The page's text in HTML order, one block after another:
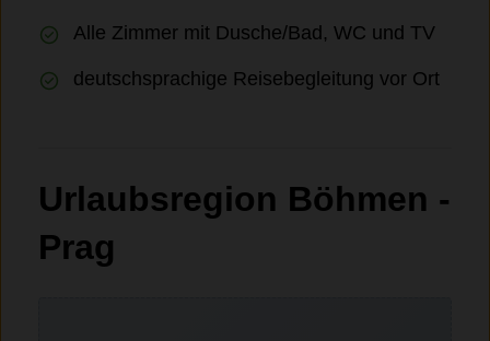
Alle Zimmer mit Dusche/Bad, WC und TV
deutschsprachige Reisebegleitung vor Ort
Urlaubsregion Böhmen -
Prag